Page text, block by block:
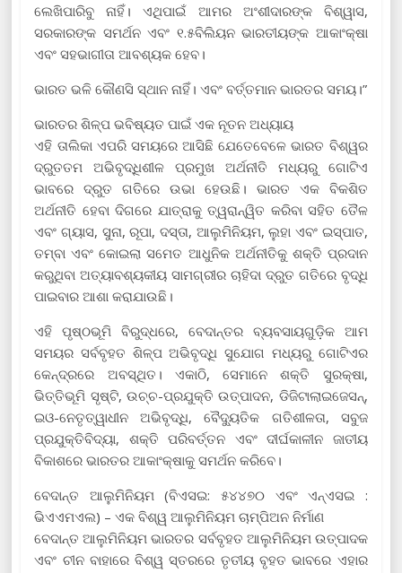
ଲେଖିପାରିବୁ ନାହିଁ। ଏଥିପାଇଁ ଆମର ଅଂଶୀଦାରଙ୍କ ବିଶ୍ୱାସ,
ସରକାରଙ୍କ ସମର୍ଥନ ଏବଂ ୧.୫ବିଲିୟନ ଭାରତୀୟଙ୍କ ଆକାଂକ୍ଷା
ଏବଂ ସହଭାଗୀତା ଆବଶ୍ୟକ ହେବ।
ଭାରତ ଭଳି କୌଣସି ସ୍ଥାନ ନାହିଁ। ଏବଂ ବର୍ତ୍ତମାନ ଭାରତର ସମୟ।”
ଭାରତର ଶିଳ୍ପ ଭବିଷ୍ୟତ ପାଇଁ ଏକ ନୂତନ ଅଧ୍ୟାୟ
ଏହି ତାଲିକା ଏପରି ସମୟରେ ଆସିଛି ଯେତେବେଳେ ଭାରତ ବିଶ୍ୱର
ଦ୍ରୁତତମ ଅଭିବୃଦ୍ଧିଶୀଳ ପ୍ରମୁଖ ଅର୍ଥନୀତି ମଧ୍ୟରୁ ଗୋଟିଏ
ଭାବରେ ଦ୍ରୁତ ଗତିରେ ଉଭା ହେଉଛି। ଭାରତ ଏକ ବିକଶିତ
ଅର୍ଥନୀତି ହେବା ଦିଗରେ ଯାତ୍ରାକୁ ତ୍ୱରାନ୍ୱିତ କରିବା ସହିତ ତୈଳ
ଏବଂ ଗ୍ୟାସ, ସୁନା, ରୂପା, ଦସ୍ତା, ଆଲୁମିନିୟମ, ଲୁହା ଏବଂ ଇସ୍ପାତ,
ତମ୍ବା ଏବଂ କୋଇଲା ସମେତ ଆଧୁନିକ ଅର୍ଥନୀତିକୁ ଶକ୍ତି ପ୍ରଦାନ
କରୁଥିବା ଅତ୍ୟାବଶ୍ୟକୀୟ ସାମଗ୍ରୀର ଚାହିଦା ଦ୍ରୁତ ଗତିରେ ବୃଦ୍ଧି
ପାଇବାର ଆଶା କରାଯାଉଛି।
ଏହି ପୃଷ୍ଠଭୂମି ବିରୁଦ୍ଧରେ, ବେଦାନ୍ତର ବ୍ୟବସାୟଗୁଡ଼ିକ ଆମ
ସମୟର ସର୍ବବୃହତ ଶିଳ୍ପ ଅଭିବୃଦ୍ଧି ସୁଯୋଗ ମଧ୍ୟରୁ ଗୋଟିଏର
କେନ୍ଦ୍ରରେ ଅବସ୍ଥିତ। ଏକାଠି, ସେମାନେ ଶକ୍ତି ସୁରକ୍ଷା,
ଭିତ୍ତିଭୂମି ସୃଷ୍ଟି, ଉଚ୍ଚ-ପ୍ରଯୁକ୍ତି ଉତ୍ପାଦନ, ଡିଜିଟାଲାଇଜେସନ୍,
ଇଓ-ନେତୃତ୍ୱାଧୀନ ଅଭିବୃଦ୍ଧି, ବୈଦ୍ୟୁତିକ ଗତିଶୀଳତା, ସବୁଜ
ପ୍ରଯୁକ୍ତିବିଦ୍ୟା, ଶକ୍ତି ପରିବର୍ତ୍ତନ ଏବଂ ଦୀର୍ଘକାଳୀନ ଜାତୀୟ
ବିକାଶରେ ଭାରତର ଆକାଂକ୍ଷାକୁ ସମର୍ଥନ କରିବେ।
ବେଦାନ୍ତ ଆଲୁମିନିୟମ (ବିଏସଇ: ୫୪୪୭୦ ଏବଂ ଏନ୍ଏସଇ :
ଭିଏଏମଏଲ) – ଏକ ବିଶ୍ୱ ଆଲୁମିନିୟମ ଚାମ୍ପିଅନ ନିର୍ମାଣ
ବେଦାନ୍ତ ଆଲୁମିନିୟମ ଭାରତର ସର୍ବବୃହତ ଆଲୁମିନିୟମ ଉତ୍ପାଦକ
ଏବଂ ଚୀନ ବାହାରେ ବିଶ୍ୱ ସ୍ତରରେ ତୃତୀୟ ବୃହତ ଭାବରେ ଏହାର